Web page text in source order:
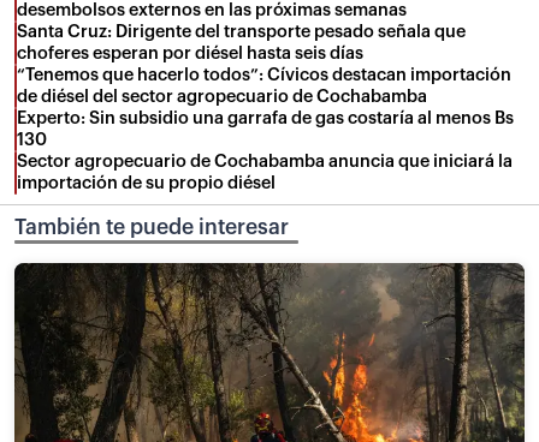
desembolsos externos en las próximas semanas
Santa Cruz: Dirigente del transporte pesado señala que
choferes esperan por diésel hasta seis días
“Tenemos que hacerlo todos”: Cívicos destacan importación
de diésel del sector agropecuario de Cochabamba
Experto: Sin subsidio una garrafa de gas costaría al menos Bs
130
Sector agropecuario de Cochabamba anuncia que iniciará la
importación de su propio diésel
También te puede interesar